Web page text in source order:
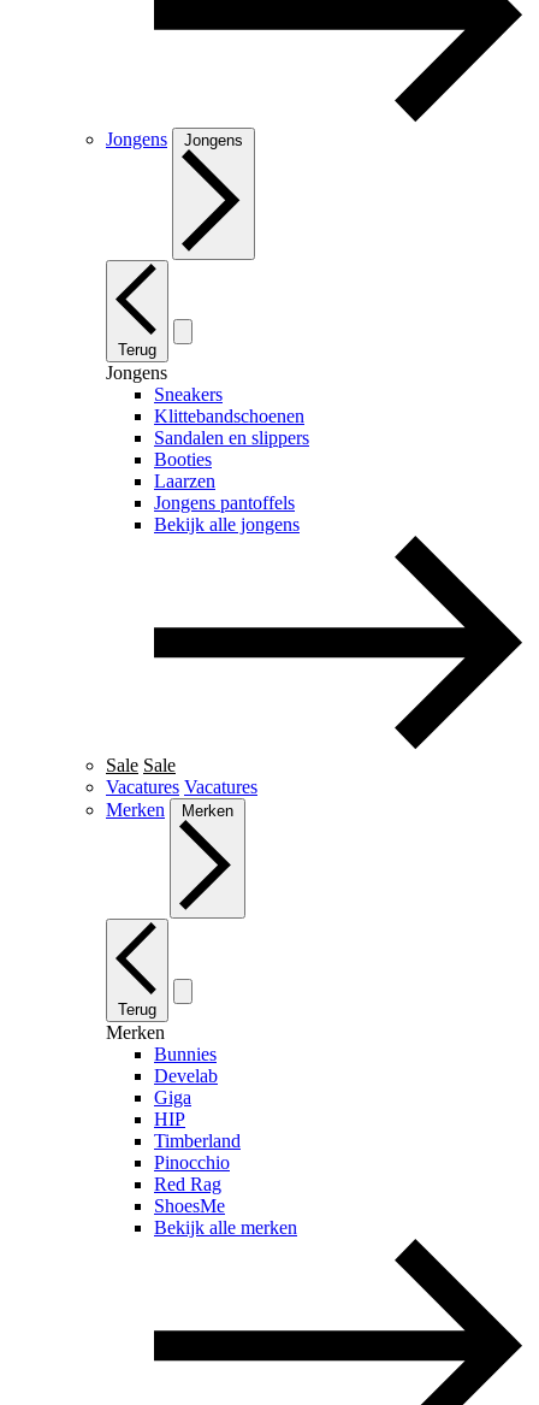
Jongens Jongens
Terug
Jongens
Sneakers
Klittebandschoenen
Sandalen en slippers
Booties
Laarzen
Jongens pantoffels
Bekijk alle jongens
Sale Sale
Vacatures Vacatures
Merken
Merken
Terug
Merken
Bunnies
Develab
Giga
HIP
Timberland
Pinocchio
Red Rag
ShoesMe
Bekijk alle merken